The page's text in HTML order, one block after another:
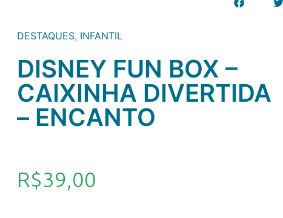
DESTAQUES, INFANTIL
DISNEY FUN BOX –
CAIXINHA DIVERTIDA
– ENCANTO
R$39,00